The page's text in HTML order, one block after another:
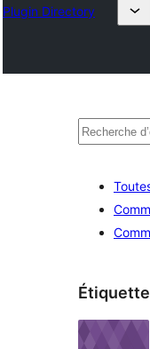
Plugin Directory
Étiquette